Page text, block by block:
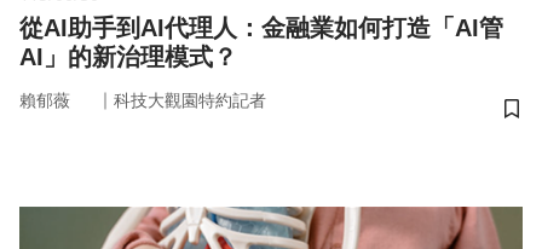
從AI助手到AI代理人：金融業如何打造「AI管
AI」的新治理模式？
賴郁薇 ｜ 科技大觀園特約記者
儲